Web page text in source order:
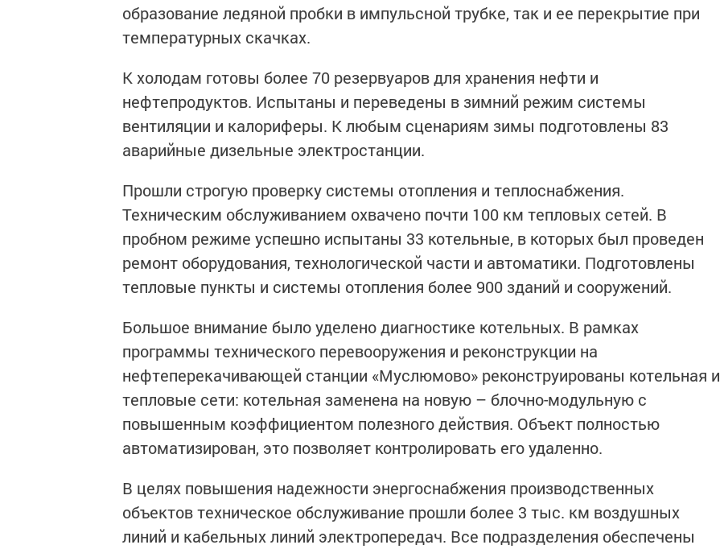
образование ледяной пробки в импульсной трубке, так и ее перекрытие при
температурных скачках.
К холодам готовы более 70 резервуаров для хранения нефти и
нефтепродуктов. Испытаны и переведены в зимний режим системы
вентиляции и калориферы. К любым сценариям зимы подготовлены 83
аварийные дизельные электростанции.
Прошли строгую проверку системы отопления и теплоснабжения.
Техническим обслуживанием охвачено почти 100 км тепловых сетей. В
пробном режиме успешно испытаны 33 котельные, в которых был проведен
ремонт оборудования, технологической части и автоматики. Подготовлены
тепловые пункты и системы отопления более 900 зданий и сооружений.
Большое внимание было уделено диагностике котельных. В рамках
программы технического перевооружения и реконструкции на
нефтеперекачивающей станции «Муслюмово» реконструированы котельная и
тепловые сети: котельная заменена на новую – блочно-модульную с
повышенным коэффициентом полезного действия. Объект полностью
автоматизирован, это позволяет контролировать его удаленно.
В целях повышения надежности энергоснабжения производственных
объектов техническое обслуживание прошли более 3 тыс. км воздушных
линий и кабельных линий электропередач. Все подразделения обеспечены